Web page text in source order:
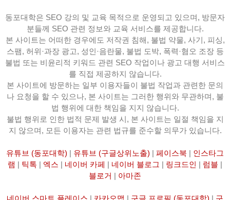
동포대학은 SEO 강의 및 교육 목적으로 운영되고 있으며, 방문자
분들께 SEO 관련 정보와 교육 서비스를 제공합니다.
본 사이트는 어떠한 경우에도 저작권 침해, 불법 약물, 사기, 피싱,
스팸, 허위·과장 광고, 성인·음란물, 불법 도박, 폭력·혐오 조장 등
불법 또는 비윤리적 키워드 관련 SEO 작업이나 광고 대행 서비스
를 직접 제공하지 않습니다.
본 사이트에 방문하는 일부 이용자들이 불법 작업과 관련한 문의
나 요청을 할 수 있으나, 본 사이트는 그러한 행위와 무관하며, 불
법 행위에 대한 책임을 지지 않습니다.
불법 행위로 인한 법적 문제 발생 시, 본 사이트는 일절 책임을 지
지 않으며, 모든 이용자는 관련 법규를 준수할 의무가 있습니다.
유튜브 (동포대학) | 유튜브 (구글상위노출) | 페이스북 | 인스타그
램 | 틱톡 | 엑스 | 네이버 카페 | 네이버 블로그 | 링크드인 | 럼블 |
블로거 | 아마존
네이버 스마트 플레이스 | 카카오맵 | 구글 프로필 (동포대학) | 구